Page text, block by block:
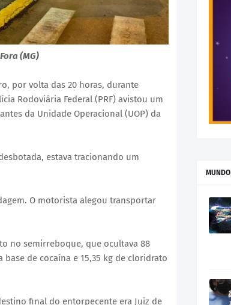
(MG)
por volta das 20 horas, durante
Rodoviária Federal (PRF) avistou um
da Unidade Operacional (UOP) da
estava tracionando um
O motorista alegou transportar
no semirreboque, que ocultava 88
de cocaína e 15,35 kg de cloridrato
final do entorpecente era Juiz de
MUNDO